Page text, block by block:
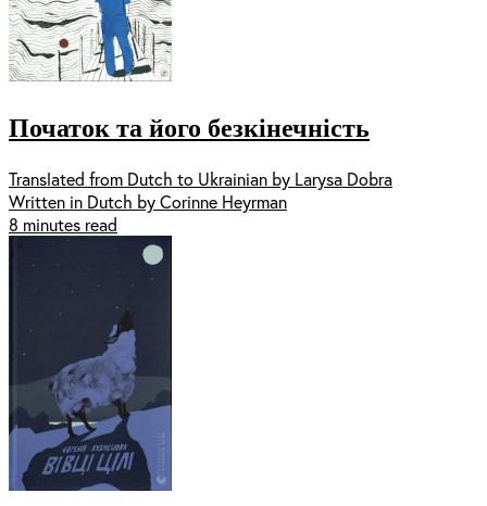
Початок та його безкінечність
Translated from Dutch to Ukrainian by Larysa Dobra
Written in Dutch by Corinne Heyrman
8 minutes read